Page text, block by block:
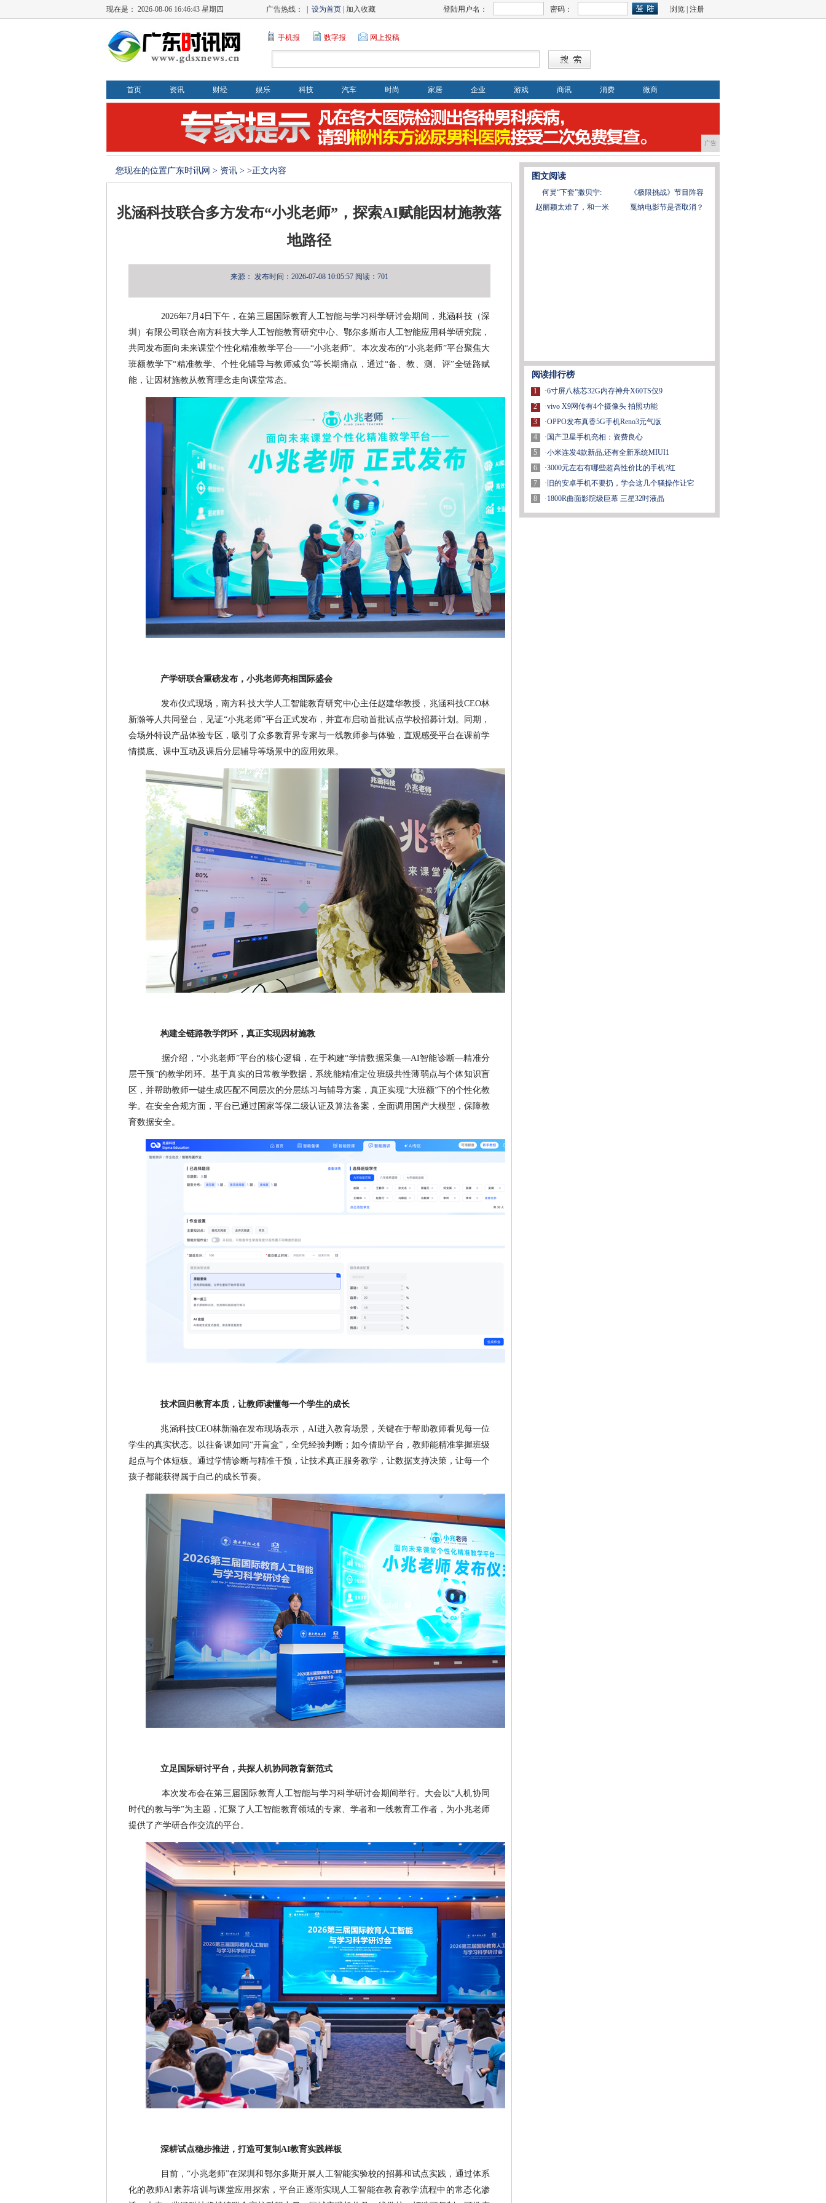
现在是： 2026-08-06 16:46:44 星期四 广告热线： | 设为首页 | 加入收藏 登陆用户名： 密码： 浏览 注册
手机报 数字报 网上投稿
首页 资讯 财经 娱乐 科技 汽车 时尚 家居 企业 游戏 商讯 消费 微商
广告
您现在的位置广东时讯网 > 资讯 > >正文内容
兆涵科技联合多方发布“小兆老师”，探索AI赋能因材施教落
地路径
来源： 发布时间：2026-07-08 10:05:57 阅读：701
2026年7月4日下午，在第三届国际教育人工智能与学习科学研讨会期间，兆涵科技（深
圳）有限公司联合南方科技大学人工智能教育研究中心、鄂尔多斯市人工智能应用科学研究院，
共同发布面向未来课堂个性化精准教学平台——“小兆老师”。本次发布的“小兆老师”平台聚焦大
班额教学下“精准教学、个性化辅导与教师减负”等长期痛点，通过“备、教、测、评”全链路赋
能，让因材施教从教育理念走向课堂常态。
产学研联合重磅发布，小兆老师亮相国际盛会
发布仪式现场，南方科技大学人工智能教育研究中心主任赵建华教授，兆涵科技CEO林
新瀚等人共同登台，见证“小兆老师”平台正式发布，并宣布启动首批试点学校招募计划。同期，
会场外特设产品体验专区，吸引了众多教育界专家与一线教师参与体验，直观感受平台在课前学
情摸底、课中互动及课后分层辅导等场景中的应用效果。
构建全链路教学闭环，真正实现因材施教
据介绍，“小兆老师”平台的核心逻辑，在于构建“学情数据采集—AI智能诊断—精准分
层干预”的教学闭环。基于真实的日常教学数据，系统能精准定位班级共性薄弱点与个体知识盲
区，并帮助教师一键生成匹配不同层次的分层练习与辅导方案，真正实现“大班额”下的个性化教
学。在安全合规方面，平台已通过国家等保二级认证及算法备案，全面调用国产大模型，保障教
育数据安全。
技术回归教育本质，让教师读懂每一个学生的成长
兆涵科技CEO林新瀚在发布现场表示，AI进入教育场景，关键在于帮助教师看见每一位
学生的真实状态。以往备课如同“开盲盒”，全凭经验判断；如今借助平台，教师能精准掌握班级
起点与个体短板。通过学情诊断与精准干预，让技术真正服务教学，让数据支持决策，让每一个
孩子都能获得属于自己的成长节奏。
立足国际研讨平台，共探人机协同教育新范式
本次发布会在第三届国际教育人工智能与学习科学研讨会期间举行。大会以“人机协同
时代的教与学”为主题，汇聚了人工智能教育领域的专家、学者和一线教育工作者，为小兆老师
提供了产学研合作交流的平台。
深耕试点稳步推进，打造可复制AI教育实践样板
目前，“小兆老师”在深圳和鄂尔多斯开展人工智能实验校的招募和试点实践，通过体系
化的教师AI素养培训与课堂应用探索，平台正逐渐实现人工智能在教育教学流程中的常态化渗
图文阅读
何炅“下套”撒贝宁:
《极限挑战》节目阵容
赵丽颖太难了，和一米
戛纳电影节是否取消？
阅读排行榜
1
2
3
4
5
6
7
8
·6寸屏八核芯32G内存神舟X60TS仅9
·vivo X9网传有4个摄像头 拍照功能
·OPPO发布真香5G手机Reno3元气版
· 国产卫星手机亮相：资费良心
·小米连发4款新品,还有全新系统MIUI1
·3000元左右有哪些超高性价比的手机?红
· 旧的安卓手机不要扔，学会这几个骚操作让它
·1800R曲面影院级巨幕 三星32吋液晶